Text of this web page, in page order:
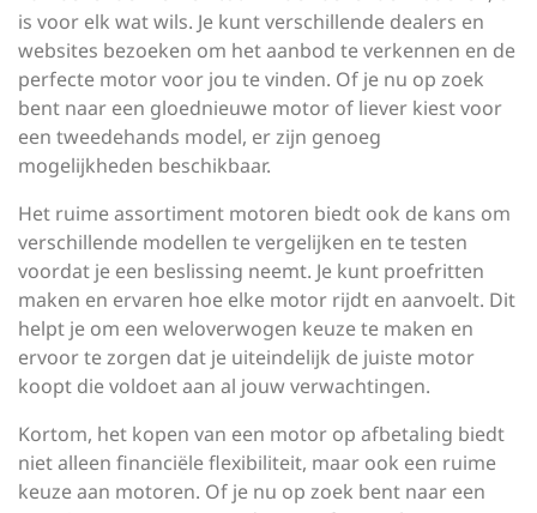
is voor elk wat wils. Je kunt verschillende dealers en
websites bezoeken om het aanbod te verkennen en de
perfecte motor voor jou te vinden. Of je nu op zoek
bent naar een gloednieuwe motor of liever kiest voor
een tweedehands model, er zijn genoeg
mogelijkheden beschikbaar.
Het ruime assortiment motoren biedt ook de kans om
verschillende modellen te vergelijken en te testen
voordat je een beslissing neemt. Je kunt proefritten
maken en ervaren hoe elke motor rijdt en aanvoelt. Dit
helpt je om een weloverwogen keuze te maken en
ervoor te zorgen dat je uiteindelijk de juiste motor
koopt die voldoet aan al jouw verwachtingen.
Kortom, het kopen van een motor op afbetaling biedt
niet alleen financiële flexibiliteit, maar ook een ruime
keuze aan motoren. Of je nu op zoek bent naar een